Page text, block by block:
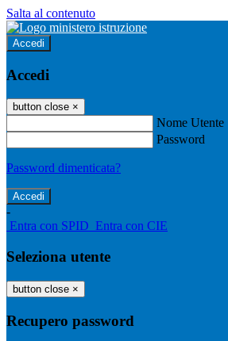
Salta al contenuto
Accedi
Accedi
button close ×
Nome Utente
Password
Password dimenticata?
-
Entra con SPID Entra con CIE
Seleziona utente
button close ×
Recupero password